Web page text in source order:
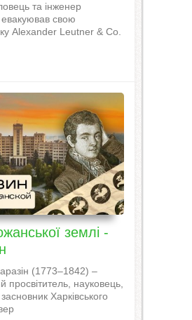
та інженер
свою
Alexander Leutner & Co.
землі -
(1773–1842) –
просвітитель, науковець,
Харківського